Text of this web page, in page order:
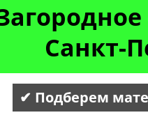
Санкт-
✔ Подберем